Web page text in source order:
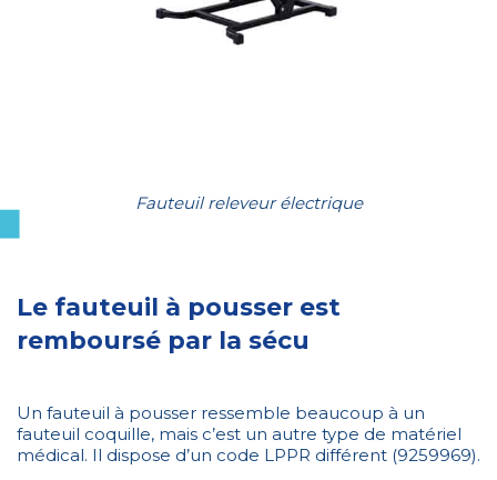
Fauteuil releveur électrique
Le fauteuil à pousser est
remboursé par la sécu
Un fauteuil à pousser ressemble beaucoup à un
fauteuil coquille, mais c’est un autre type de matériel
médical. Il dispose d’un code LPPR différent (9259969).